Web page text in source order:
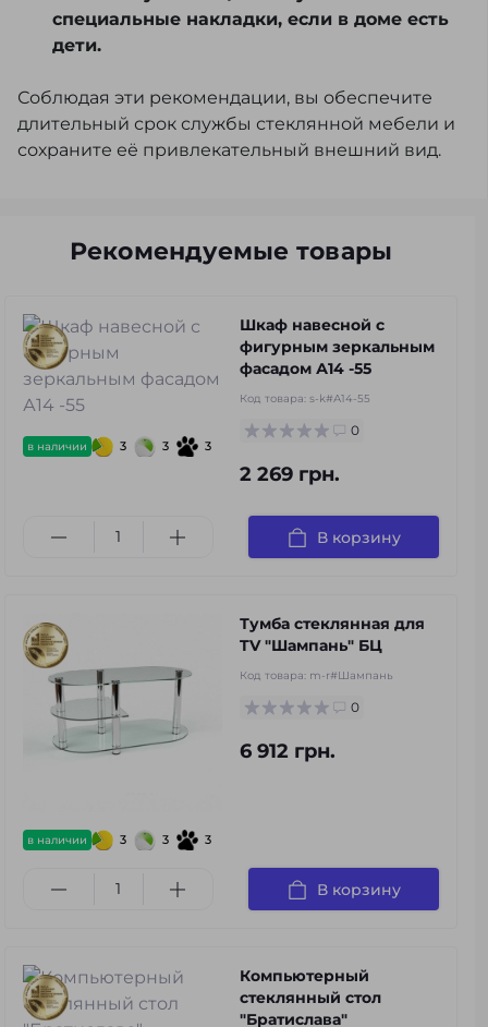
специальные накладки, если в доме есть
дети.
Соблюдая эти рекомендации, вы обеспечите
длительный срок службы стеклянной мебели и
сохраните её привлекательный внешний вид.
Рекомендуемые товары
в наличии 3 3 3
Шкаф навесной с
фигурным зеркальным
фасадом А14 -55
Код товара: s-k#А14-55
0
2 269 грн.
В корзину
в наличии 3 3 3
Тумба стеклянная для
TV "Шампань" БЦ
Код товара: m-r#Шампань
0
6 912 грн.
В корзину
Компьютерный
стеклянный стол
"Братислава"